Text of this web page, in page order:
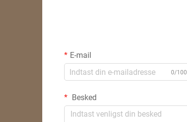
E-mail
0/100
Besked